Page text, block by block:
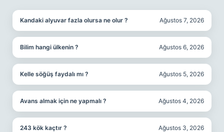
Kandaki alyuvar fazla olursa ne olur ? Ağustos 7, 2026
Bilim hangi ülkenin ? Ağustos 6, 2026
Kelle söğüş faydalı mı ? Ağustos 5, 2026
Avans almak için ne yapmalı ? Ağustos 4, 2026
243 kök kaçtır ? Ağustos 3, 2026